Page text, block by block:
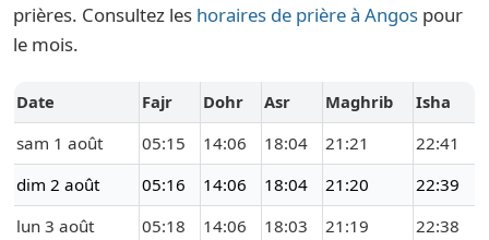
prières. Consultez les horaires de prière à Angos pour
le mois.
Date Fajr Dohr Asr Maghrib
Isha
sam 1 août
05:15 14:06 18:04 21:21
22:41
dim 2 août
05:16 14:06 18:04 21:20
22:39
lun 3 août
05:18 14:06 18:03 21:19 22:38